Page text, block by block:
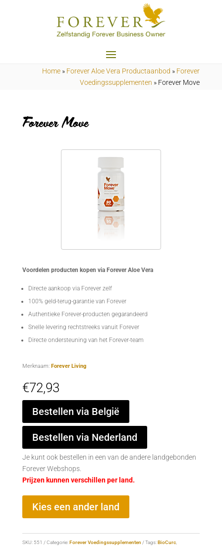
Home » Forever Aloe Vera Productaanbod » Forever
Voedingssupplementen » Forever Move
Forever Move
Voordelen producten kopen via Forever Aloe Vera
Directe aankoop via Forever zelf
100% geld-terug-garantie van Forever
Authentieke Forever-producten gegarandeerd
Snelle levering rechtstreeks vanuit Forever
Directe ondersteuning van het Forever-team
Merknaam: Forever Living
€72,93
Bestellen via België
Bestellen via Nederland
Je kunt ook bestellen in een van de andere landgebonden
Forever Webshops.
Prijzen kunnen verschillen per land.
Kies een ander land
SKU: 551 Categorie:Forever Voedingssupplementen Tags:BioCurc,